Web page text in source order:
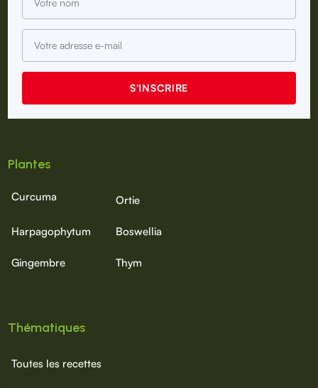
Plantes
Curcuma Ortie
Harpagophytum Boswellia
Gingembre Thym
Thématiques
Toutes les recettes